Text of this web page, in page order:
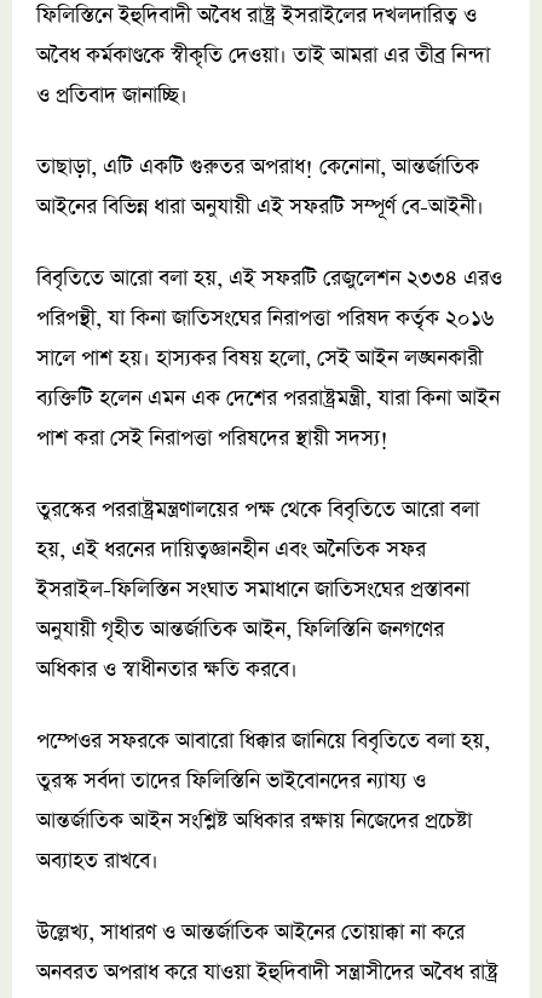
ফিলিস্তিনে ইহুদিবাদী অবৈধ রাষ্ট্র ইসরাইলের দখলদারিত্ব ও
অবৈধ কর্মকাণ্ডকে স্বীকৃতি দেওয়া। তাই আমরা এর তীব্র নিন্দা
ও প্রতিবাদ জানাচ্ছি।
তাছাড়া, এটি একটি গুরুতর অপরাধ! কেনোনা, আন্তর্জাতিক
আইনের বিভিন্ন ধারা অনুযায়ী এই সফরটি সম্পূর্ণ বে-আইনী।
বিবৃতিতে আরো বলা হয়, এই সফরটি রেজুলেশন ২৩৩৪ এরও
পরিপন্থী, যা কিনা জাতিসংঘের নিরাপত্তা পরিষদ কর্তৃক ২০১৬
সালে পাশ হয়। হাস্যকর বিষয় হলো, সেই আইন লঙ্ঘনকারী
ব্যক্তিটি হলেন এমন এক দেশের পররাষ্ট্রমন্ত্রী, যারা কিনা আইন
পাশ করা সেই নিরাপত্তা পরিষদের স্থায়ী সদস্য!
তুরস্কের পররাষ্ট্রমন্ত্রণালয়ের পক্ষ থেকে বিবৃতিতে আরো বলা
হয়, এই ধরনের দায়িত্বজ্ঞানহীন এবং অনৈতিক সফর
ইসরাইল-ফিলিস্তিন সংঘাত সমাধানে জাতিসংঘের প্রস্তাবনা
অনুযায়ী গৃহীত আন্তর্জাতিক আইন, ফিলিস্তিনি জনগণের
অধিকার ও স্বাধীনতার ক্ষতি করবে।
পম্পেওর সফরকে আবারো ধিক্কার জানিয়ে বিবৃতিতে বলা হয়,
তুরস্ক সর্বদা তাদের ফিলিস্তিনি ভাইবোনদের ন্যায্য ও
আন্তর্জাতিক আইন সংশ্লিষ্ট অধিকার রক্ষায় নিজেদের প্রচেষ্টা
অব্যাহত রাখবে।
উল্লেখ্য, সাধারণ ও আন্তর্জাতিক আইনের তোয়াক্কা না করে
অনবরত অপরাধ করে যাওয়া ইহুদিবাদী সন্ত্রাসীদের অবৈধ রাষ্ট্র